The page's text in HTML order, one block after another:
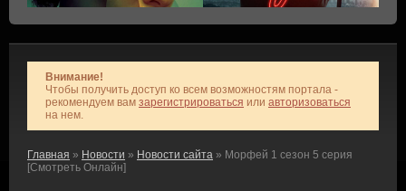
Внимание!
Чтобы получить доступ ко всем возможностям портала -
рекомендуем вам зарегистрироваться или авторизоваться
на нем.
Главная » Новости » Новости сайта » Морфей 1 сезон 5 серия
[Смотреть Онлайн]